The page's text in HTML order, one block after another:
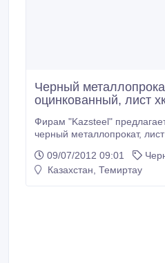
Черный
оцинкованный, лист
Фирам "Kazsteel"
черный металлопрокат, лист оцинкованный, лист хк
любую точку Казахстана..
09/07/2012 09:01
Казахстан, Темиртау